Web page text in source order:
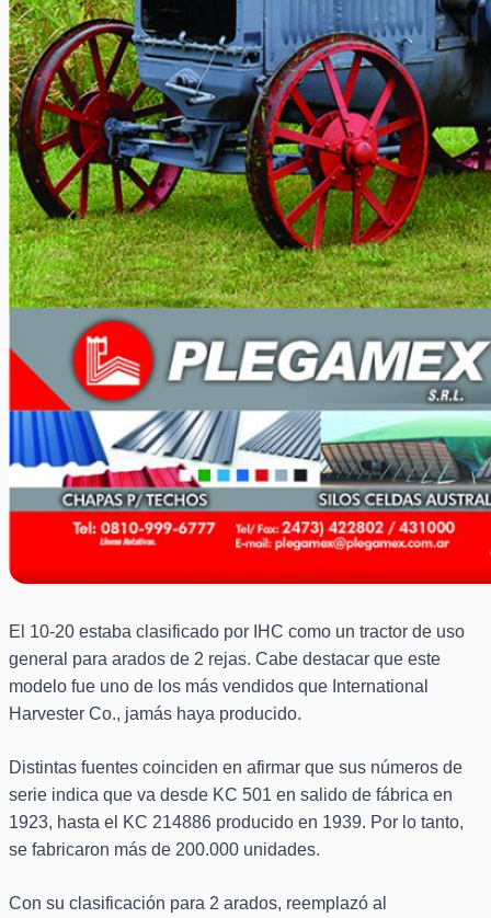
El 10-20 estaba clasificado por IHC como un tractor de uso
general para arados de 2 rejas. Cabe destacar que este
modelo fue uno de los más vendidos que International
Harvester Co., jamás haya producido.
Distintas fuentes coinciden en afirmar que sus números de
serie indica que va desde KC 501 en salido de fábrica en
1923, hasta el KC 214886 producido en 1939. Por lo tanto,
se fabricaron más de 200.000 unidades.
Con su clasificación para 2 arados, reemplazó al